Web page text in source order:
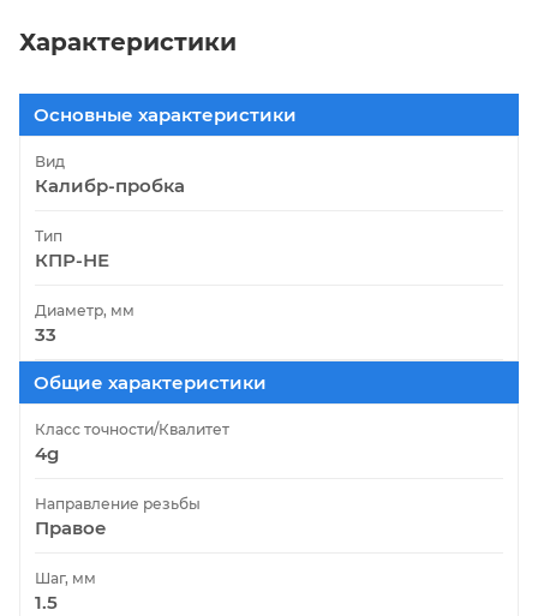
Характеристики
Основные характеристики
Вид
Калибр-пробка
Тип
КПР-НЕ
Диаметр, мм
33
Общие характеристики
Класс точности/Квалитет
4g
Направление резьбы
Правое
Шаг, мм
1.5